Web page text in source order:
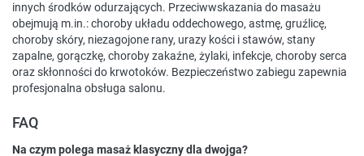
innych środków odurzających. Przeciwwskazania do masażu
obejmują m.in.: choroby układu oddechowego, astmę, gruźlicę,
choroby skóry, niezagojone rany, urazy kości i stawów, stany
zapalne, gorączkę, choroby zakaźne, żylaki, infekcje, choroby serca
oraz skłonności do krwotoków. Bezpieczeństwo zabiegu zapewnia
profesjonalna obsługa salonu.
FAQ
Na czym polega masaż klasyczny dla dwojga?